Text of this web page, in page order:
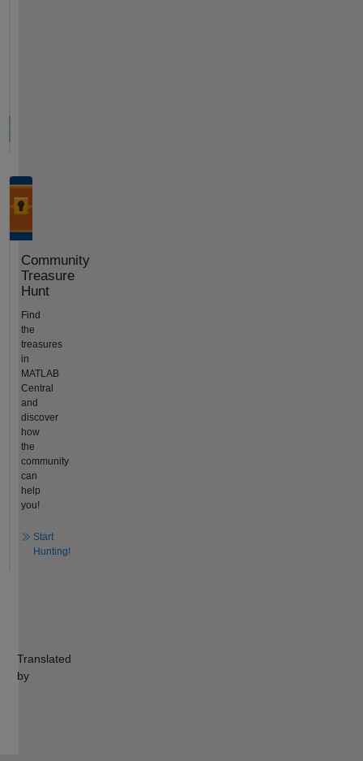
Community
Treasure
Hunt
Find
the
treasures
in
MATLAB
Central
and
discover
how
the
community
can
help
you!
Start
Hunting!
Translated
by